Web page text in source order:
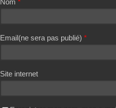
Email(ne sera pas publié) *
Site internet